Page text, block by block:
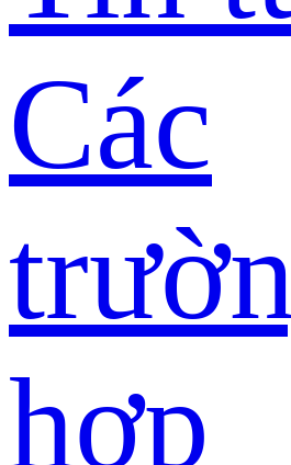
Các
hợp